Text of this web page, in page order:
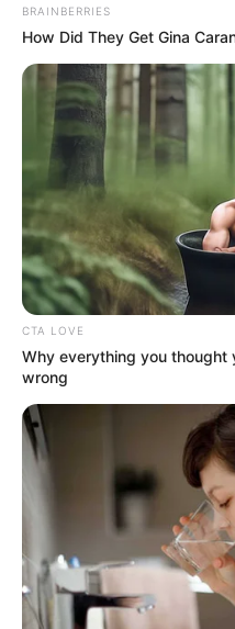
BRAINBERRIES
How Did They Get Gina
CTA LOVE
Why everything you
wrong